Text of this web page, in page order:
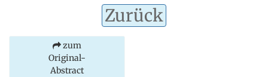
Zurück
zum
Original-
Abstract